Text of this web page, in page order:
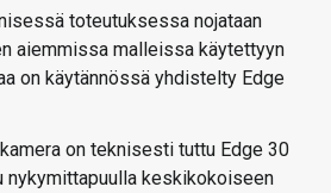
toteutuksessa nojataan
aiemmissa malleissa käytettyyn
on käytännössä yhdistelty Edge
on teknisesti tuttu Edge 30
nykymittapuulla keskikokoiseen